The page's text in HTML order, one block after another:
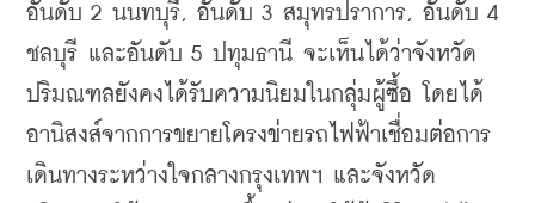
อันดับ 2 นนทบุรี, อันดับ 3 สมุทรปราการ, อันดับ 4
ชลบุรี และอันดับ 5 ปทุมธานี จะเห็นได้ว่าจังหวัด
ปริมณฑลยังคงได้รับความนิยมในกลุ่มผู้ซื้อ โดยได้
อานิสงส์จากการขยายโครงข่ายรถไฟฟ้าเชื่อมต่อการ
เดินทางระหว่างใจกลางกรุงเทพฯ และจังหวัด